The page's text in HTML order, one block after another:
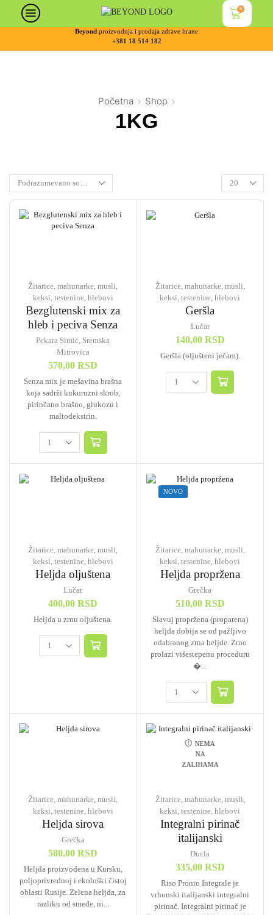
0
Beyond proizvodnja i prodaja zdrave hrane
+381 18 514 182
Početna Shop
1KG
Žitarice, mahunarke, musli,
keksi, testenine, hlebovi
Bezglutenski mix za
hleb i peciva Senza
Pekara Simić, Sremska
Mitrovica
570,00RSD
Senza mix je mešavina brašna
koja sadrži kukuruzni skrob,
pirinčano brašno, glukozu i
maltodekstrin.
Žitarice, mahunarke, musli,
keksi, testenine, hlebovi
Geršla
Lučar
140,00 RSD
Geršla (oljušteni ječam).
Žitarice, mahunarke, musli,
keksi, testenine, hlebovi
Heljda oljuštena
Lučar
400,00RSD
Heljda u zrnu oljuštena.
NOVO
Žitarice, mahunarke, musli,
keksi, testenine, hlebovi
Heljda propržena
Grečka
510,00 RSD
Slavuj propržena (proparena)
heljda dobija se od pažljivo
odabranog zrna heljde. Zrno
prolazi višestepenu proceduru
�...
Žitarice, mahunarke, musli,
keksi, testenine, hlebovi
Heljda sirova
Grečka
580,00RSD
Heljda proizvodena u Kursku,
poljoprivrednoj i ekološki čistoj
oblasti Rusije. Zelena heljda, za
razliku od smeđe, ni...
NEMA
NA
ZALIHAMA
Žitarice, mahunarke, musli,
keksi, testenine, hlebovi
Integralni pirinač
italijanski
Ducla
335,00 RSD
Riso Pronto Integrale je
vrhunski italijanski integralni
pirinač. Integralni pirinač je